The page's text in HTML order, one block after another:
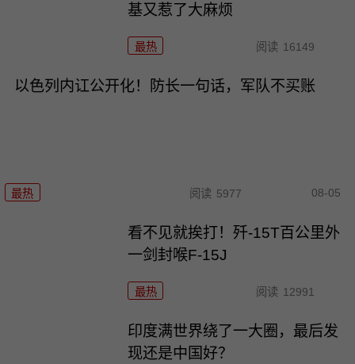
基又惹了大麻烦
最热 阅读 16149
以色列内讧公开化！防长一句话，军队不买账
最热 阅读 5977 08-05
看不见就挨打！歼-15T百公里外
一剑封喉F-15J
最热 阅读 12991
印度满世界绕了一大圈，最后发
现还是中国好？